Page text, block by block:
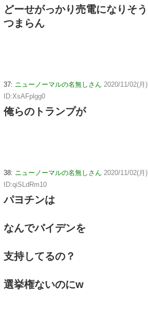
どーせがっかり売電になりそう
つまらん
37: ニューノーマルの名無しさん 2020/11/02(月
ID:XsAFplgg0
俺らのトランプが
38: ニューノーマルの名無しさん 2020/11/02(月
ID:qiSLdRm10
パヨチンは
なんでバイデンを
支持してるの？
選挙権ないのにw